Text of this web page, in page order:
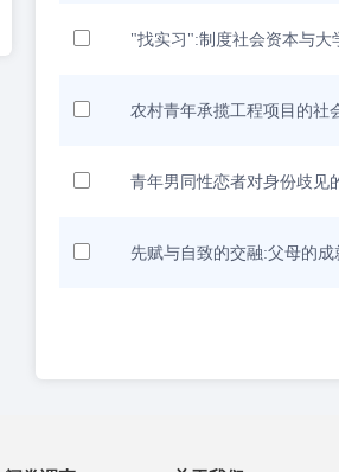
"找实习":制度社会资本与大
农村青年承揽工程项目的社
青年男同性恋者对身份歧见
先赋与自致的交融:父母的